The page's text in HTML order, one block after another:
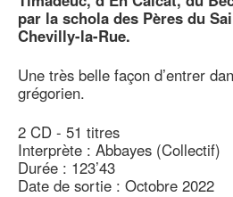
par la schola des Pères du
Chevilly-la-Rue.
Une très belle façon d’entrer
grégorien.
2 CD - 51 titres
Interprète : Abbayes (Collectif)
Durée : 123’43
Date de sortie : Octobre 2022